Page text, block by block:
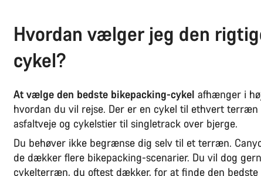
Hvordan vælger jeg den
cykel?
At vælge den bedste bikepacking-cykel afhænger i
hvordan du vil rejse. Der er en cykel til ethvert
asfaltveje og cykelstier til singletrack over bjerge.
Du behøver ikke begrænse dig selv til et terræn.
de dækker flere bikepacking-scenarier. Du vil dog
cykelterræn, du oftest dækker, for at finde den